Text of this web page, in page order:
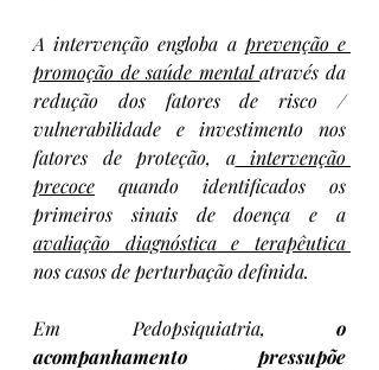
A intervenção engloba a prevenção e
promoção de saúde mental através da
redução dos fatores de risco /
vulnerabilidade e investimento nos
fatores de proteção, a intervenção
precoce quando identificados os
nos casos de perturbação definida.
Em Pedopsiquiatria, o
acompanhamento pressupõe